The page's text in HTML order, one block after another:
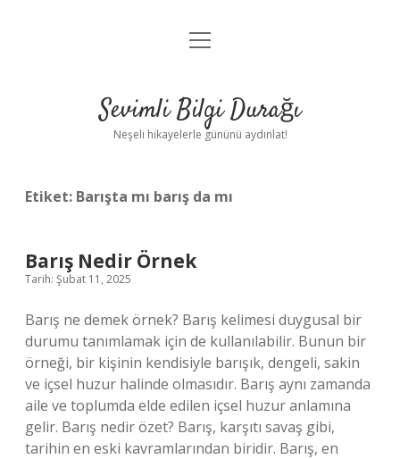
Anasayfa
Yasal Uyarı
menüyü
Sevimli Bilgi Durağı
Neşeli hikayelerle gününü aydınlat!
Etiket: Barışta mı barış da mı
Barış Nedir Örnek
Tarih: Şubat 11, 2025
Barış ne demek örnek? Barış kelimesi duygusal bir
durumu tanımlamak için de kullanılabilir. Bunun bir
örneği, bir kişinin kendisiyle barışık, dengeli, sakin
ve içsel huzur halinde olmasıdır. Barış aynı zamanda
aile ve toplumda elde edilen içsel huzur anlamına
gelir. Barış nedir özet? Barış, karşıtı savaş gibi,
tarihin en eski kavramlarından biridir. Barış, en